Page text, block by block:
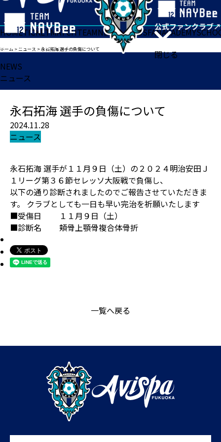
閉じる
HOMETICKETMATCHTEAMNEWSGOODSFANACADEMY
ホーム >ニュース >永石拓海 選手の負傷について
NEWS
ニュース
永石拓海 選手の負傷について
2024.11.28
ニュース
永石拓海 選手が１１月９日（土）の２０２４明治安田Ｊ
１リーグ第３６節セレッソ大阪戦で負傷し、
以下の通り診断されましたのでご報告させていただきま
す。 クラブとしても一日も早い完治を祈願いたします
■受傷日 １１月９日（土）
■診断名 頬骨上顎骨複合体骨折
一覧へ戻る